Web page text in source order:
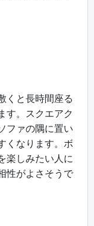
くと長時間座る
す。スクエアク
ファの隅に置い
くなります。ボ
楽しみたい人に
性がよさそうで